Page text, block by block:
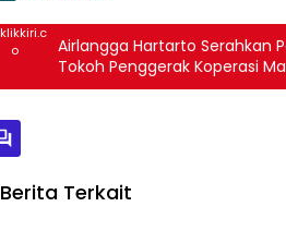
Airlangga Hartarto Serahkan
Tokoh Penggerak Koperasi
Berita Terkait
Daerah